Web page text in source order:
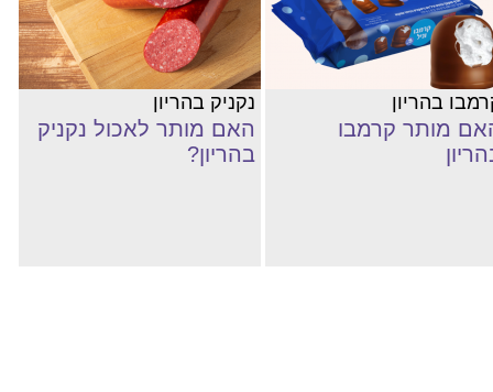
בהריון
מותר קרמבו
נקניק בהריון
האם מותר לאכול נקניק
בהריון?